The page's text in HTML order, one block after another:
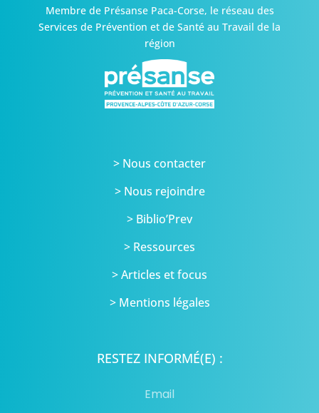
Membre de Présanse Paca-Corse, le réseau des
Services de Prévention et de Santé au Travail de la
région
> Nous contacter
> Nous rejoindre
> Biblio’Prev
> Ressources
> Articles et focus
> Mentions légales
RESTEZ INFORMÉ(E) :